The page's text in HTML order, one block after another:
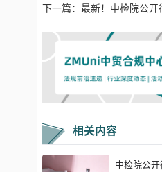
下一篇：
相关内容
中检院公